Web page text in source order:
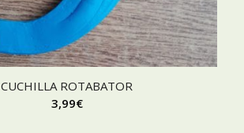
CUCHILLA ROTABATOR
3,99€